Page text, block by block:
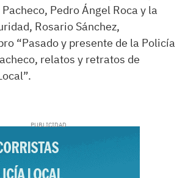
Pedro Ángel Roca y la
Rosario Sánchez,
“Pasado y presente de la Policía
relatos y retratos de